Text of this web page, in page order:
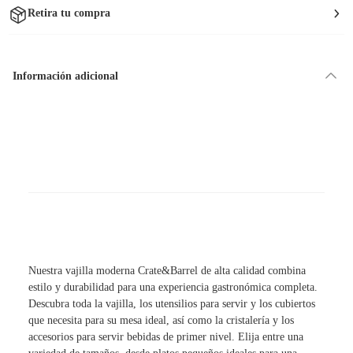
Retira tu compra
Información adicional
Nuestra vajilla moderna Crate&Barrel de alta calidad combina
estilo y durabilidad para una experiencia gastronómica completa.
Descubra toda la vajilla, los utensilios para servir y los cubiertos
que necesita para su mesa ideal, así como la cristalería y los
accesorios para servir bebidas de primer nivel. Elija entre una